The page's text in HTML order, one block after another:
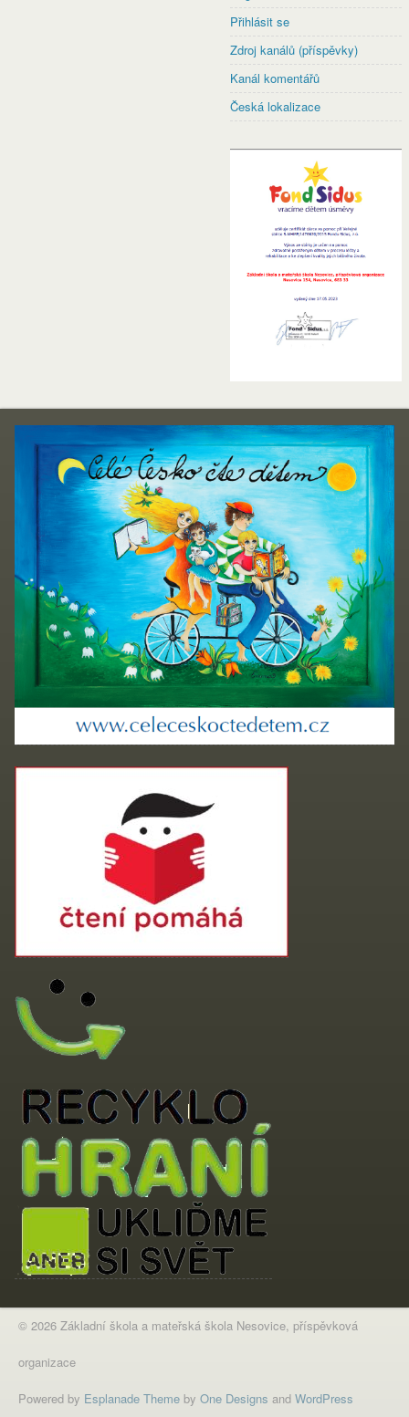
Přihlásit se
Zdroj kanálů (příspěvky)
Kanál komentářů
Česká lokalizace
© 2026 Základní škola a mateřská škola Nesovice, příspěvková
organizace
Powered by Esplanade Theme by One Designs and WordPress